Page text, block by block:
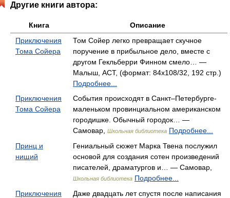
Другие книги автора:
Книга
Описание
Приключения
Тома Сойера
Том Сойер легко превращает скучное
поручение в прибыльное дело, вместе с
другом Гекльберри Финном смело… —
Малыш, АСТ, (формат: 84x108/32, 192 стр.)
Подробнее...
Приключения
Тома Сойера
События происходят в Санкт–Петербурге-
маленьком провинциальном американском
городишке. Обычный городок… —
Самовар,
Школьная библиотека Подробнее...
Принц и
нищий
Гениальный сюжет Марка Твена послужил
основой для создания сотен произведений
писателей, драматургов и… — Самовар,
Школьная библиотека Подробнее...
Приключения
Даже двадцать лет спустя после написания